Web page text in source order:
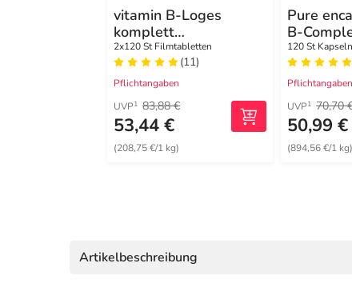
vitamin B-Loges
komplett
Filmtabletten
2x120 St Filmtabletten
(11)
Pflichtangaben
UVP1 83,88 €
53,44 €
(208,75 €/1 kg)
Pure
B-
Kapseln
120 St Kapseln
Pflichtangaben
UVP1 70,70
50,99 €
(894,56 €/1 kg)
Artikelbeschreibung